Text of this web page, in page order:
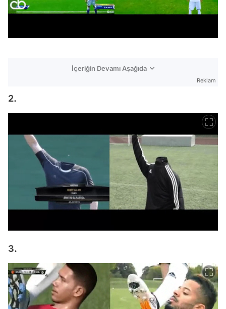
İçeriğin Devamı Aşağıda
Reklam
2.
3.